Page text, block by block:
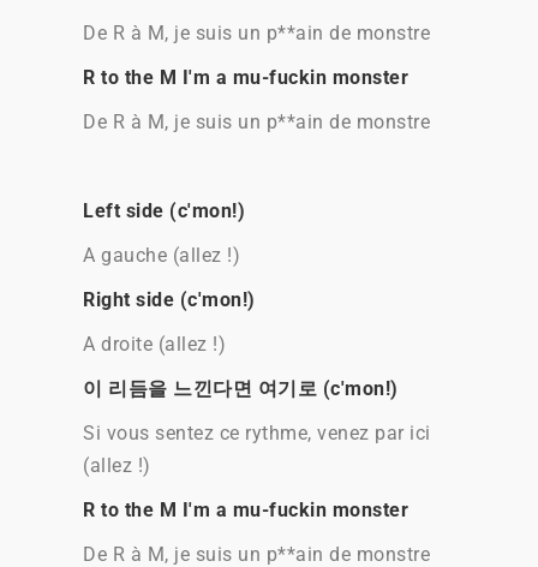
De R à M, je suis un p**ain de monstre
R to the M I'm a mu-fuckin monster
De R à M, je suis un p**ain de monstre
Left side (c'mon!)
A gauche (allez !)
Right side (c'mon!)
A droite (allez !)
이 리듬을 느낀다면 여기로 (c'mon!)
Si vous sentez ce rythme, venez par ici
(allez !)
R to the M I'm a mu-fuckin monster
De R à M, je suis un p**ain de monstre